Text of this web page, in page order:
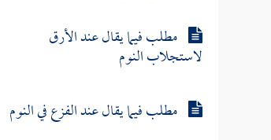
مطلب فيما يقال عند الأرق
لاستجلاب النوم
مطلب فيما يقال عند الفزع في النوم